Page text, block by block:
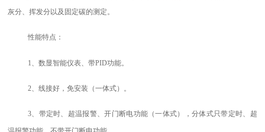
灰分、挥发分以及固定碳的测定。
性能特点：
1、数显智能仪表、带PID功能。
2、 线接好，免安装（一体式）。
3、 带定时、超温报警、开门断电功能（一体式），分体式只带定时、超